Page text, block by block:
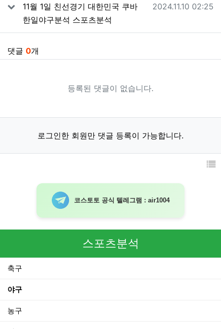
11월 1일 친선경기 대한민국 쿠바
한일야구분석 스포츠분석
작성일
2024.11.10 02:25
댓글 0개
등록된 댓글이 없습니다.
로그인한 회원만 댓글 등록이 가능합니다.
코스토토 공식 텔레그램 : air1004
스포츠분석
축구
야구
농구